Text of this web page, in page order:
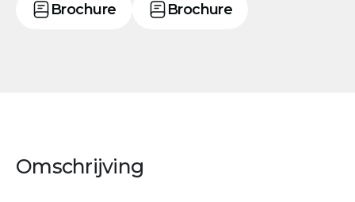
Brochure Brochure
Omschrijving